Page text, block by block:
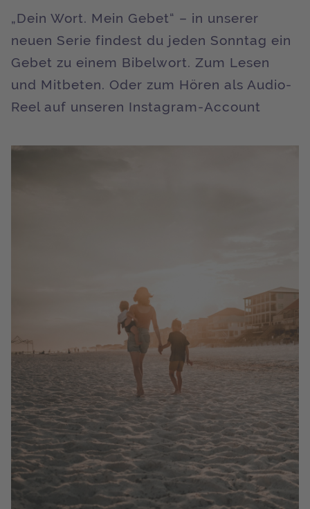
„Dein Wort. Mein Gebet“ – in unserer
neuen Serie findest du jeden Sonntag ein
Gebet zu einem Bibelwort. Zum Lesen
und Mitbeten. Oder zum Hören als Audio-
Reel auf unseren Instagram-Account